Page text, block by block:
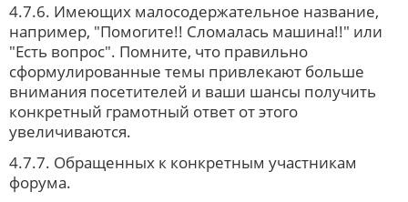
4.7.6. Имеющих малосодержательное название,
например, "Помогите!! Сломалась машина!!" или
"Есть вопрос". Помните, что правильно
сформулированные темы привлекают больше
внимания посетителей и ваши шансы получить
конкретный грамотный ответ от этого
увеличиваются.
4.7.7. Обращенных к конкретным участникам
форума.